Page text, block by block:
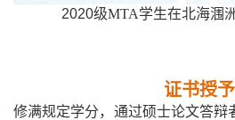
2020级MTA学生在北海涠
证书授予
修满规定学分，通过硕士论文答辩